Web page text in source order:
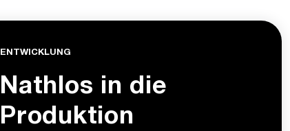
ENTWICKLUNG
Nathlos in die
Produktion